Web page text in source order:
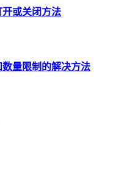
开或关闭方法
量限制的解决方法